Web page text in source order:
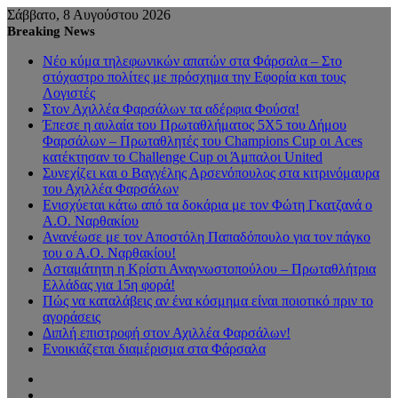
Σάββατο, 8 Αυγούστου 2026
Breaking News
Νέο κύμα τηλεφωνικών απατών στα Φάρσαλα – Στο
στόχαστρο πολίτες με πρόσχημα την Εφορία και τους
Λογιστές
Στον Αχιλλέα Φαρσάλων τα αδέρφια Φούσα!
Έπεσε η αυλαία του Πρωταθλήματος 5Χ5 του Δήμου
Φαρσάλων – Πρωταθλητές του Champions Cup οι Aces
κατέκτησαν το Challenge Cup οι Άμπαλοι United
Συνεχίζει και ο Βαγγέλης Αρσενόπουλος στα κιτρινόμαυρα
του Αχιλλέα Φαρσάλων
Ενισχύεται κάτω από τα δοκάρια με τον Φώτη Γκατζανά ο
Α.Ο. Ναρθακίου
Ανανέωσε με τον Αποστόλη Παπαδόπουλο για τον πάγκο
του ο Α.Ο. Ναρθακίου!
Ασταμάτητη η Κρίστι Αναγνωστοπούλου – Πρωταθλήτρια
Ελλάδας για 15η φορά!
Πώς να καταλάβεις αν ένα κόσμημα είναι ποιοτικό πριν το
αγοράσεις
Διπλή επιστροφή στον Αχιλλέα Φαρσάλων!
Ενοικιάζεται διαμέρισμα στα Φάρσαλα